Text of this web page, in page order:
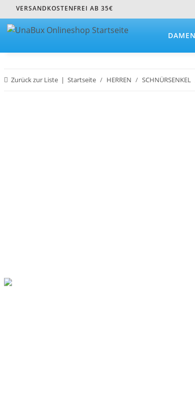
VERSANDKOSTENFREI AB 35€
DAMEN
Zurück zur Liste Startseite HERREN SCHNÜRSENKEL